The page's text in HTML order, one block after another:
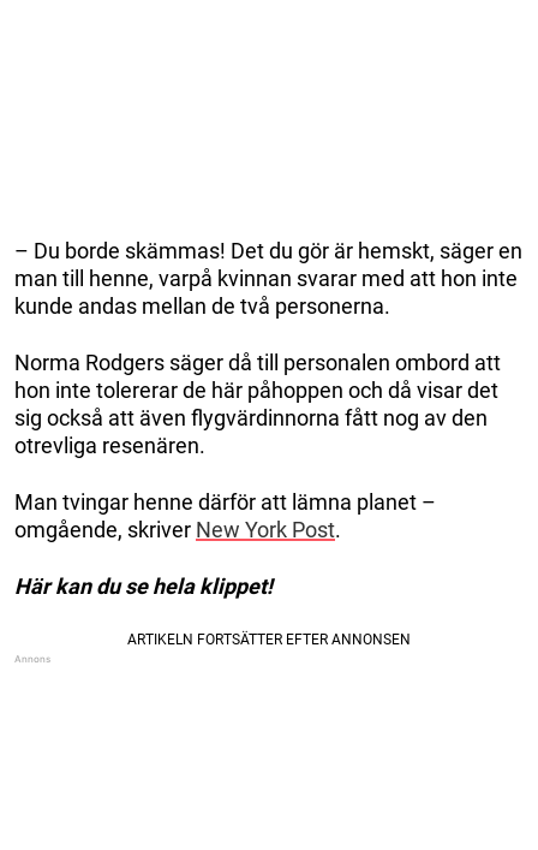
– Du borde skämmas! Det du gör är hemskt, säger en
man till henne, varpå kvinnan svarar med att hon inte
kunde andas mellan de två personerna.
Norma Rodgers säger då till personalen ombord att
hon inte tolererar de här påhoppen och då visar det
sig också att även flygvärdinnorna fått nog av den
otrevliga resenären.
Man tvingar henne därför att lämna planet –
omgående, skriver New York Post.
Här kan du se hela klippet!